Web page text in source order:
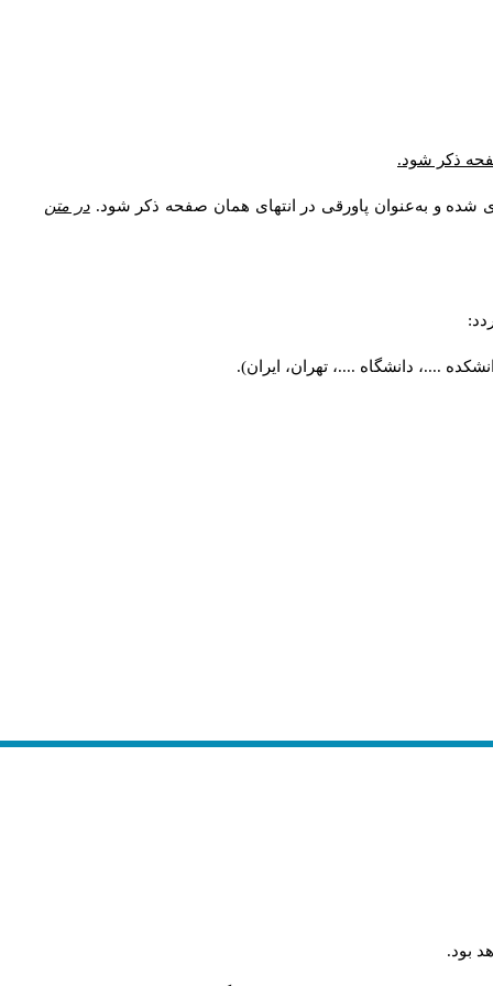
ذکر شود.
شده و به‌عنوان پاورقی در انتهای همان صفحه ذکر شود. در متن
....، دانشگاه ....، تهران، ایران).
بود.